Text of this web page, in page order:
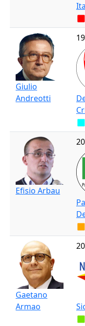
Giulio
Andreotti
Efisio Arbau
Gaetano
Armao